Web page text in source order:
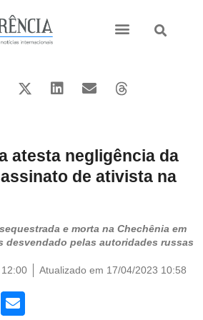
atesta negligência da
de ativista na
e morta na Chechênia em
desvendado pelas autoridades russas
Atualizado em 17/04/2023 10:58